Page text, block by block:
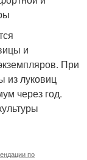
и
При
из луковиц
через год.
по